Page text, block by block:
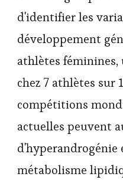
d'identifier les
développement
athlètes
chez 7 athlètes sur
compétitions
actuelles peuvent
métabolisme